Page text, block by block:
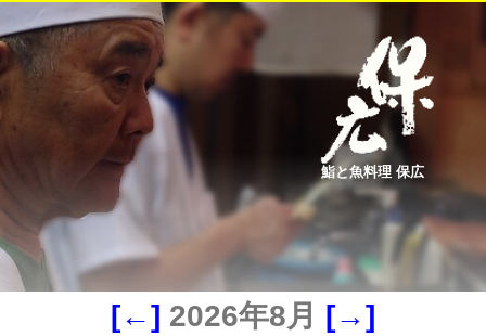
鮨と魚料理 保広
[←] 2026年8月 [→]